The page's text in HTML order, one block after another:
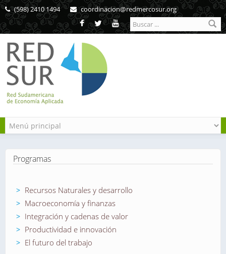
Pasar al contenido principal
(598) 2410 1494 coordinacion@redmercosur.org
Formulario de
búsqueda
Programas
Recursos Naturales y desarrollo
Macroeconomía y finanzas
Integración y cadenas de valor
Productividad e innovación
El futuro del trabajo